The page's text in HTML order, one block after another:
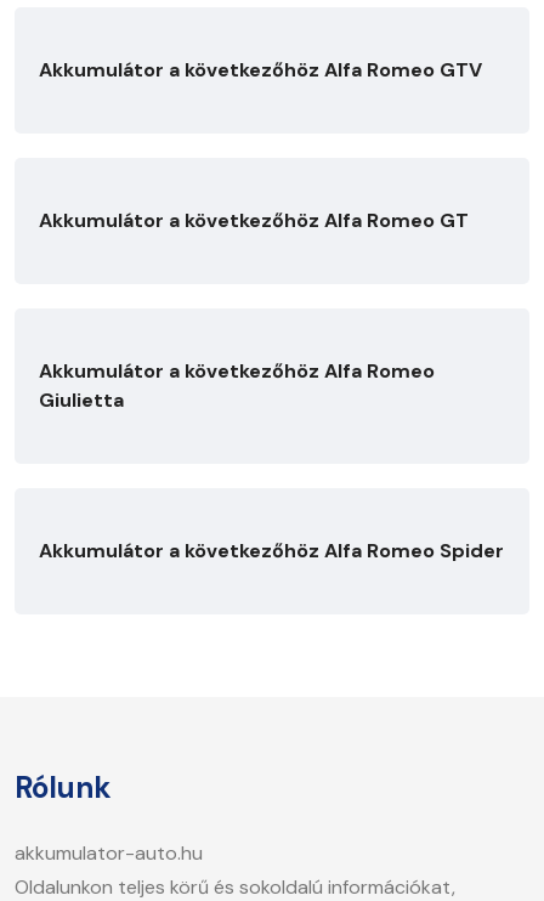
Akkumulátor a következőhöz Alfa Romeo GTV
Akkumulátor a következőhöz Alfa Romeo GT
Akkumulátor a következőhöz Alfa Romeo
Giulietta
Akkumulátor a következőhöz Alfa Romeo Spider
Rólunk
akkumulator-auto.hu
Oldalunkon teljes körű és sokoldalú információkat,